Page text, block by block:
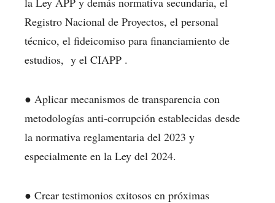
Registro Nacional de Proyectos, el personal
técnico, el fideicomiso para financiamiento de
estudios, y el CIAPP .
● Aplicar mecanismos de transparencia con
metodologías anti‑corrupción establecidas desde
la normativa reglamentaria del 2023 y
especialmente en la Ley del 2024.
● Crear testimonios exitosos en próximas